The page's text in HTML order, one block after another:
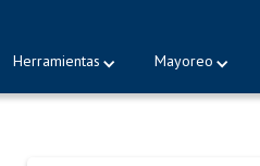
Herramientas
Mayoreo